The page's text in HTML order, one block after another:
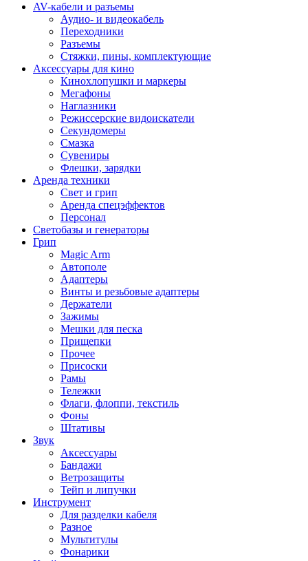
AV-кабели и разъемы
Аудио- и видеокабель
Переходники
Разъемы
Стяжки, пины, комплектующие
Аксессуары для кино
Кинохлопушки и маркеры
Мегафоны
Наглазники
Режиссерские видоискатели
Секундомеры
Смазка
Сувениры
Флешки, зарядки
Аренда техники
Свет и грип
Аренда спецэффектов
Персонал
Светобазы и генераторы
Грип
Magic Arm
Автополе
Адаптеры
Винты и резьбовые адаптеры
Держатели
Зажимы
Мешки для песка
Прищепки
Прочее
Присоски
Рамы
Тележки
Флаги, флоппи, текстиль
Фоны
Штативы
Звук
Аксессуары
Бандажи
Ветрозащиты
Тейп и липучки
Инструмент
Для разделки кабеля
Разное
Мультитулы
Фонарики